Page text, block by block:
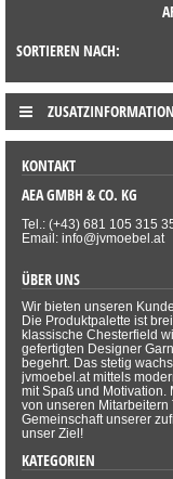
SORTIEREN NACH:
KONTAKT
AEA GMBH & CO. KG
Tel.: (+43) 681 105 315
Email: info@jvmoebel.at
ÜBER UNS
Wir bieten unseren
Die Produktpalette ist
klassische Chesterfield
gefertigten Designer
begehrt. Das stetig
jvmoebel.at mittels
mit Spaß und Motivation.
von unseren Mitarbeitern
Gemeinschaft unserer
unser Ziel!
KATEGORIEN